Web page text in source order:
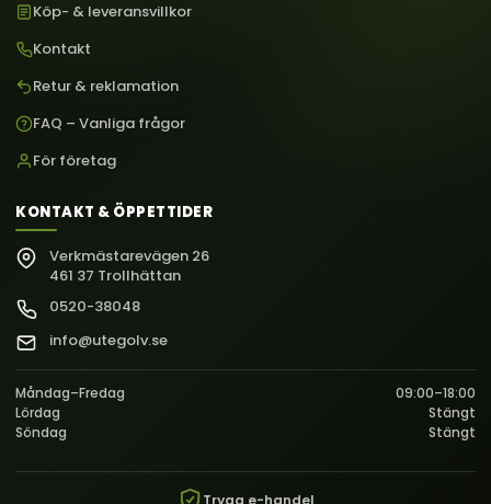
Köp- & leveransvillkor
Kontakt
Retur & reklamation
FAQ – Vanliga frågor
För företag
KONTAKT & ÖPPETTIDER
Verkmästarevägen 26
461 37 Trollhättan
0520-38048
info@utegolv.se
Måndag–Fredag
09:00–18:00
Lördag
Stängt
Söndag
Stängt
Trygg e-handel